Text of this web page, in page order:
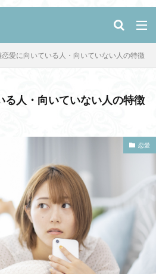
恋愛に向いている人・向いていない人の特徴
る人・向いていない人の特徴
恋愛